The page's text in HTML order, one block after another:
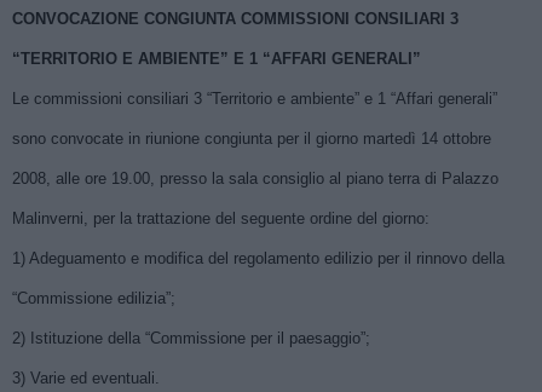
CONVOCAZIONE CONGIUNTA COMMISSIONI CONSILIARI 3
“TERRITORIO E AMBIENTE” E 1 “AFFARI GENERALI”
Le commissioni consiliari 3 “Territorio e ambiente” e 1 “Affari generali”
sono convocate in riunione congiunta per il giorno martedì 14 ottobre
2008, alle ore 19.00, presso la sala consiglio al piano terra di Palazzo
Malinverni, per la trattazione del seguente ordine del giorno:
1) Adeguamento e modifica del regolamento edilizio per il rinnovo della
“Commissione edilizia”;
2) Istituzione della “Commissione per il paesaggio”;
3) Varie ed eventuali.